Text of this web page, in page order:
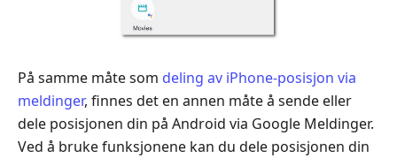
På samme måte som deling av iPhone-posisjon via
meldinger, finnes det en annen måte å sende eller
dele posisjonen din på Android via Google Meldinger.
Ved å bruke funksjonene kan du dele posisjonen din